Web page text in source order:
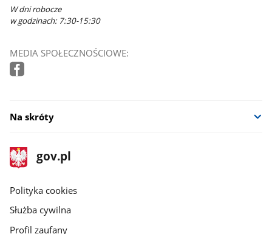
W dni robocze
w godzinach: 7:30-15:30
MEDIA SPOŁECZNOŚCIOWE:
Na skróty
stopka
gov.pl
Strona
gov.pl
gov.pl
Polityka cookies
Służba cywilna
Profil zaufany